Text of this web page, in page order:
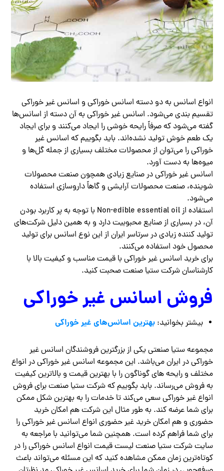
انواع اسانس به دو دسته اسانس خوراکی و اسانس غیر خوراکی
تقسیم بندی می‌شود. اسانس غیر خوراکی به آن دسته از اسانس‌ها
گفته می‌شود که صرفاً رایحه خوشی را ایجاد می‌کنند و برای ایجاد
یک طعم خوش تولید نشده‌اند. باید بگوییم که اسانس غیر
خوراکی را می‌توان از محصولات مختلف بسیاری از جمله گل‌ها و
میوه‌ها به دست آورد.
اسانس غیر خوراکی در صنایع زیادی همچون صنعت محصولات
شوینده، صنعت محصولات آرایشی و گاهاً داروسازی استفاده
می‌شود.
استفاده از Non-edible essential oil با توجه به پر کاربرد بودن
آن، در بسیاری از صنایع محبوبیت دارد و به همین دلیل شرکت‌های
تولید کننده زیادی در سرتاسر ایران از این نوع اسانس برای تولید
محصول خود استفاده می‌کنند‌.
برای خرید اسانس غیر خوراکی با قیمت مناسب و کیفیت بالا با
کارشناسان شرکت ستیا صنعت صحبت کنید.
فروش اسانس غیر خوراکی
بیشتر بخوانید:بهترین اسانس‌های غیر خوراکی
مجموعه ستیا صنعتی یکی از بزرگترین فروشندگان اسانس غیر
خوراکی در ایران می‌باشد. این مجموعه اسانس غیر خوراکی در انواع
مختلف و رایحه های گوناگون را با بهترین قیمت و بالاترین کیفیت
به فروش می‌رساند. باید بگوییم که شرکت ستیا صنعت برای فروش
انواع غیر خوراکی سعی می‌کند تا خدمات را به بهترین شکل ممکن
برای شما عرضه کند‌. به طور مثال این شرکت هم امکان خرید
حضوری و هم امکان خرید غیر حضوری انواع اسانس غیر خوراکی را
برای شما فراهم کرده است. همچنین شما می‌توانید با مراجعه به
سایت شرکت ستیا صنعت لیست قیمت انواع اسانس خوراکی را در
کوتاه‌ترین زمان ممکن مشاهده کنید که این مسئله می‌تواند باعث